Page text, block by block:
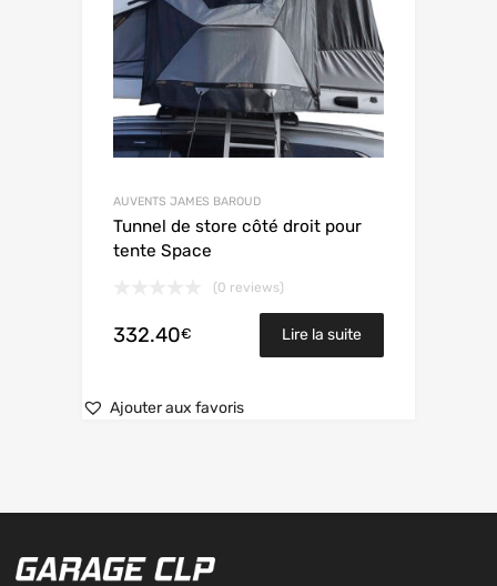
AUVENTS JAMES BAROUD
Tunnel de store côté droit pour
tente Space
(0 reviews)
332.40€ Lire la suite
Ajouter aux favoris